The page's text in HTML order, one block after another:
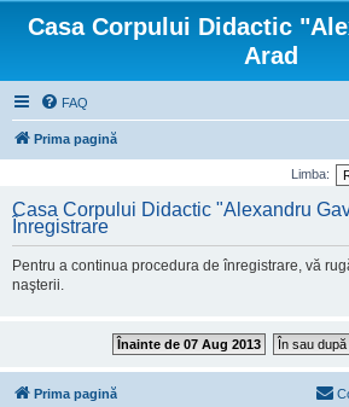
Casa Corpului Didactic
Arad
FAQ
Prima pagină
Limba:
Casa Corpului Didactic "Alexandru
Înregistrare
Pentru a continua procedura de înregistrare, vă
naşterii.
Înainte de 07 Aug 2013 În sau
Prima pagină